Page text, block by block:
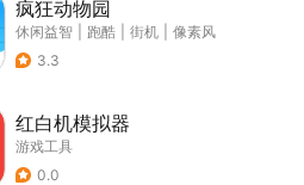
疯狂动物园
休闲益智 跑酷 街机
像素风
3.3
红白机模拟器
游戏工具
0.0